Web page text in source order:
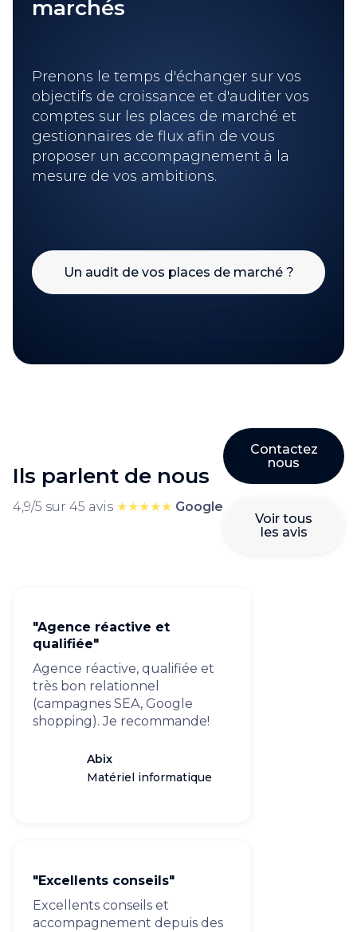
marchés
Prenons le temps d'échanger sur vos
objectifs de croissance et d'auditer vos
comptes sur les places de marché et
gestionnaires de flux afin de vous
proposer un accompagnement à la
mesure de vos ambitions.
Un audit de vos places de marché ?
Ils parlent de nous
4,9/5 sur 45 avis ★★★★★ Google
Contactez
nous
Voir tous
les avis
"Agence réactive et
qualifiée"
Agence réactive, qualifiée et
très bon relationnel
(campagnes SEA, Google
shopping). Je recommande!
Abix
Matériel informatique
"Excellents conseils"
Excellents conseils et
accompagnement depuis des